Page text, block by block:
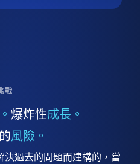
戰
爆炸性成長。
風險。
決過去的問題而建構的，當